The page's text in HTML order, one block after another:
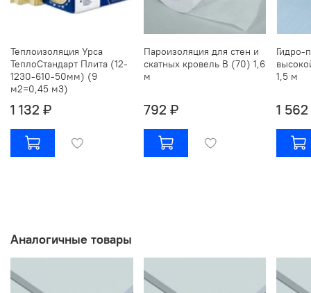
Теплоизоляция Урса
ТеплоСтандарт Плита (12-
1230-610-50мм) (9
м2=0,45 м3)
1 132 ₽
Пароизоляция для стен и
скатных кровель В (70) 1,6
м
792 ₽
Гидро-
1,5 м
1
Аналогичные товары